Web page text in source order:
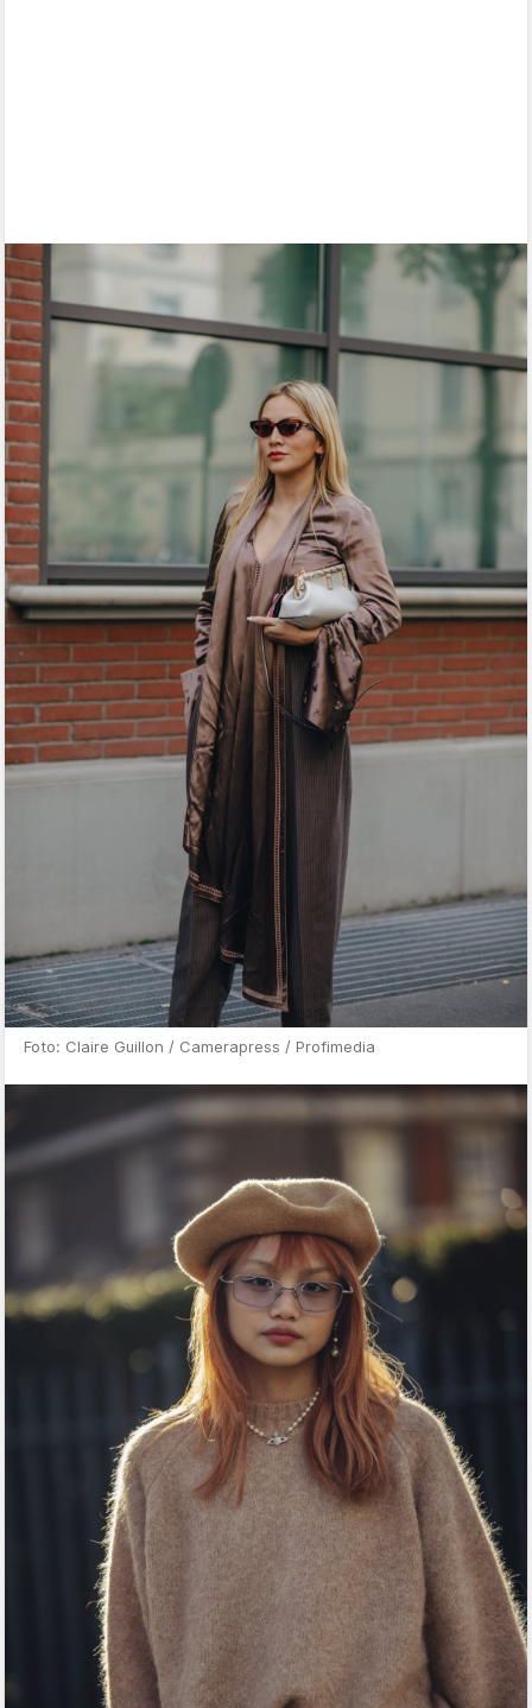
Foto: Claire Guillon / Camerapress / Profimedia